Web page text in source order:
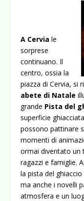
A Cervia le
sorprese
continuano. Il
centro, ossia la
piazza di Cervia, si
abete di Natale
grande Pista del
superficie
possono pattinare
momenti di
ormai diventato un
ragazzi e famiglie.
la pista del
ma anche i novelli
atmosfera e un